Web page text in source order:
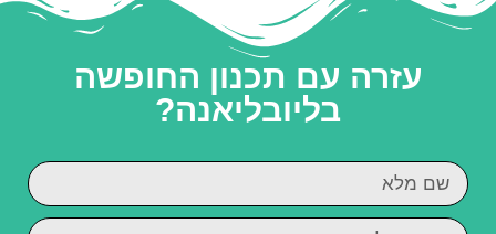
עזרה עם תכנון החופשה
בליובליאנה?